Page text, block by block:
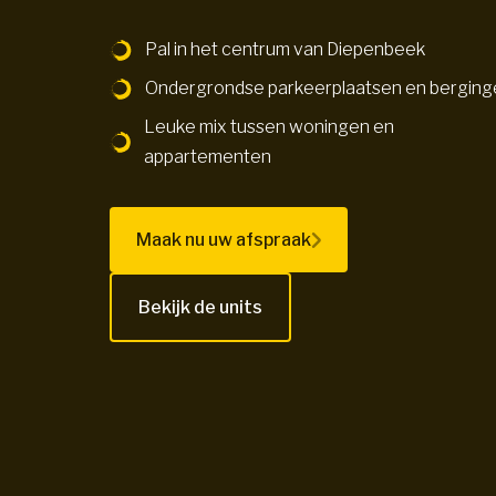
Pal in het centrum van Diepenbeek
Ondergrondse parkeerplaatsen en
Leuke mix tussen woningen en
appartementen
Maak nu uw afspraak
Bekijk de units